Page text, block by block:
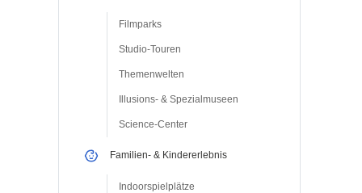
Filmparks
Studio-Touren
Themenwelten
Illusions- & Spezialmuseen
Science-Center
Familien- & Kindererlebnis
Indoorspielplätze